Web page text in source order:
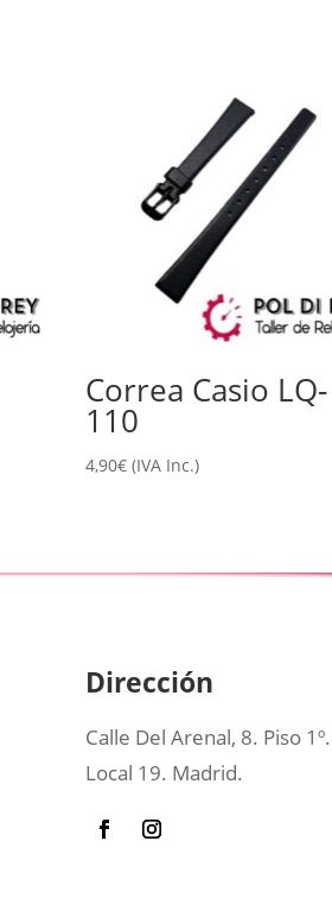
Correa Casio LQ-
110
4,90€ (IVA Inc.)
Dirección
Calle Del Arenal, 8. Piso 1º.
Local 19. Madrid.